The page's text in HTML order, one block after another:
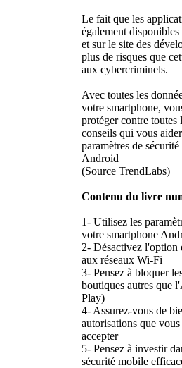
Le fait que les
également
et sur le site des
plus de risques que
aux cybercriminels.
Avec toutes les
votre smartphone,
protéger contre toutes
conseils qui vous
paramètres de
Android
(Source TrendLabs)
Contenu du livre
1- Utilisez les
votre smartphone
2- Désactivez l'option
aux réseaux Wi-Fi
3- Pensez à bloquer
boutiques autres que
Play)
4- Assurez-vous de
autorisations que
accepter
5- Pensez à investir
sécurité mobile